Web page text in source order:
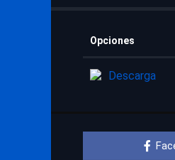
Opciones
Descarga